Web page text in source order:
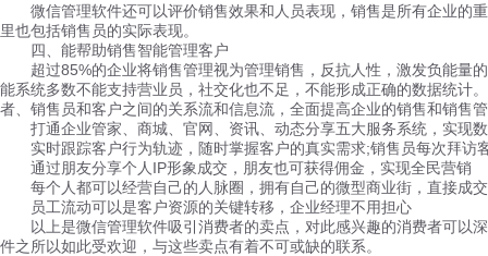
微信管理软件还可以评价销售效果和人员表现，销售是所有企业的
里也包括销售员的实际表现。
四、能帮助销售智能管理客户
超过85%的企业将销售管理视为管理销售，反抗人性，激发负能量
能系统多数不能支持营业员，社交化也不足，不能形成正确的数据统计
者、销售员和客户之间的关系流和信息流，全面提高企业的销售和销售
打通企业管家、商城、官网、资讯、动态分享五大服务系统，实现
实时跟踪客户行为轨迹，随时掌握客户的真实需求;销售员每次拜访
通过朋友分享个人IP形象成交，朋友也可获得佣金，实现全民营销
每个人都可以经营自己的人脉圈，拥有自己的微型商业街，直接成
员工流动可以是客户资源的关键转移，企业经理不用担心
以上是微信管理软件吸引消费者的卖点，对此感兴趣的消费者可以
件之所以如此受欢迎，与这些卖点有着不可或缺的联系。